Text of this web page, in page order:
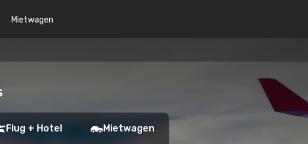
Mietwagen
Flug + Hotel Mietwagen